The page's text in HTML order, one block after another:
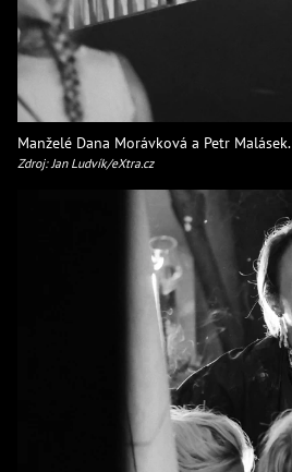
Manželé Dana Morávková a Petr Malásek.
Zdroj: Jan Ludvík/eXtra.cz